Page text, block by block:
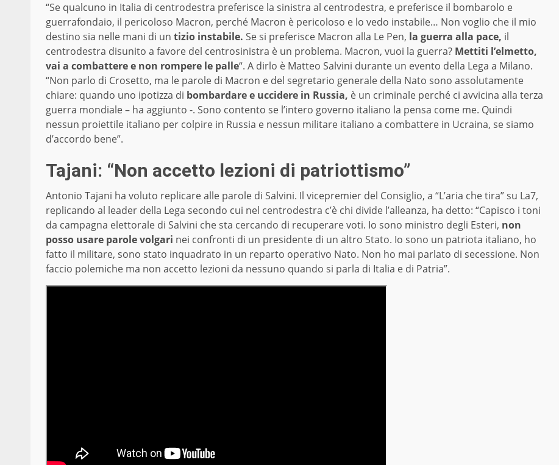
“Se qualcuno in Italia di centrodestra preferisce la sinistra al centrodestra, e preferisce il bombarolo e
guerrafondaio, il pericoloso Macron, perché Macron è pericoloso e lo vedo instabile… Non voglio che il mio
destino sia nelle mani di un tizio instabile. Se si preferisce Macron alla Le Pen, la guerra alla pace, il
centrodestra disunito a favore del centrosinistra è un problema. Macron, vuoi la guerra? Mettiti l’elmetto,
vai a combattere e non rompere le palle“. A dirlo è Matteo Salvini durante un evento della Lega a Milano.
“Non parlo di Crosetto, ma le parole di Macron e del segretario generale della Nato sono assolutamente
chiare: quando uno ipotizza di bombardare e uccidere in Russia, è un criminale perché ci avvicina alla terza
guerra mondiale – ha aggiunto -. Sono contento se l’intero governo italiano la pensa come me. Quindi
nessun proiettile italiano per colpire in Russia e nessun militare italiano a combattere in Ucraina, se siamo
d’accordo bene”.
Tajani: “Non accetto lezioni di patriottismo”
Antonio Tajani ha voluto replicare alle parole di Salvini. Il vicepremier del Consiglio, a “L’aria che tira” su La7,
replicando al leader della Lega secondo cui nel centrodestra c’è chi divide l’alleanza, ha detto: “Capisco i toni
da campagna elettorale di Salvini che sta cercando di recuperare voti. Io sono ministro degli Esteri, non
posso usare parole volgari nei confronti di un presidente di un altro Stato. Io sono un patriota italiano, ho
fatto il militare, sono stato inquadrato in un reparto operativo Nato. Non ho mai parlato di secessione. Non
faccio polemiche ma non accetto lezioni da nessuno quando si parla di Italia e di Patria”.